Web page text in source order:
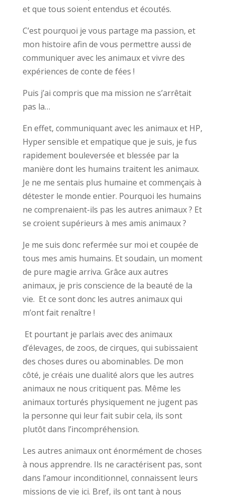
et que tous soient entendus et écoutés.
C’est pourquoi je vous partage ma passion, et
mon histoire afin de vous permettre aussi de
communiquer avec les animaux et vivre des
expériences de conte de fées !
Puis j’ai compris que ma mission ne s’arrêtait
pas la…
En effet, communiquant avec les animaux et HP,
Hyper sensible et empatique que je suis, je fus
rapidement bouleversée et blessée par la
manière dont les humains traitent les animaux.
Je ne me sentais plus humaine et commençais à
détester le monde entier. Pourquoi les humains
ne comprenaient-ils pas les autres animaux ? Et
se croient supérieurs à mes amis animaux ?
Je me suis donc refermée sur moi et coupée de
tous mes amis humains. Et soudain, un moment
de pure magie arriva. Grâce aux autres
animaux, je pris conscience de la beauté de la
vie. Et ce sont donc les autres animaux qui
m’ont fait renaître !
Et pourtant je parlais avec des animaux
d’élevages, de zoos, de cirques, qui subissaient
des choses dures ou abominables. De mon
côté, je créais une dualité alors que les autres
animaux ne nous critiquent pas. Même les
animaux torturés physiquement ne jugent pas
la personne qui leur fait subir cela, ils sont
plutôt dans l’incompréhension.
Les autres animaux ont énormément de choses
à nous apprendre. Ils ne caractérisent pas, sont
dans l’amour inconditionnel, connaissent leurs
missions de vie ici. Bref, ils ont tant à nous